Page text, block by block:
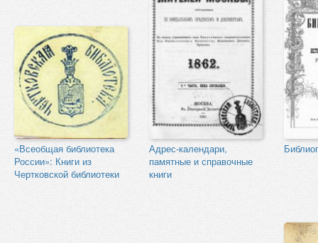
«Всеобщая библиотека
России»: Книги из
Чертковской библиотеки
Адрес-календари,
памятные и справочные
книги